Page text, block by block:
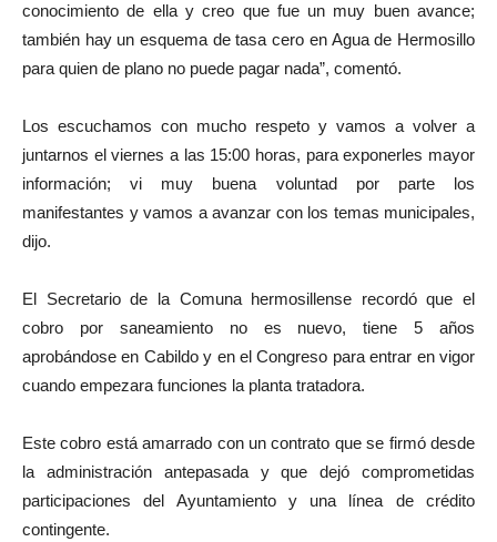
conocimiento de ella y creo que fue un muy buen avance;
también hay un esquema de tasa cero en Agua de Hermosillo
para quien de plano no puede pagar nada”, comentó.
Los escuchamos con mucho respeto y vamos a volver a
juntarnos el viernes a las 15:00 horas, para exponerles mayor
información; vi muy buena voluntad por parte los
manifestantes y vamos a avanzar con los temas municipales,
dijo.
El Secretario de la Comuna hermosillense recordó que el
cobro por saneamiento no es nuevo, tiene 5 años
aprobándose en Cabildo y en el Congreso para entrar en vigor
cuando empezara funciones la planta tratadora.
Este cobro está amarrado con un contrato que se firmó desde
la administración antepasada y que dejó comprometidas
participaciones del Ayuntamiento y una línea de crédito
contingente.